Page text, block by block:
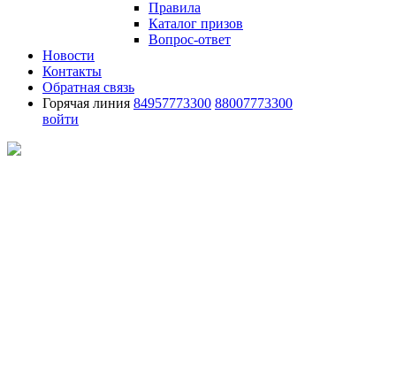
Правила
Каталог призов
Вопрос-ответ
Новости
Контакты
Обратная связь
Горячая линия 84957773300 88007773300
войти